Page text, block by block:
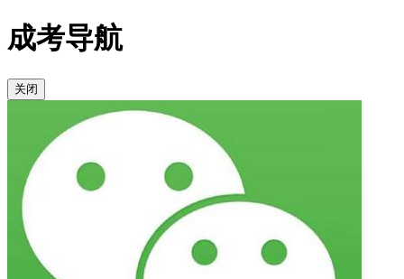
成考导航
关闭